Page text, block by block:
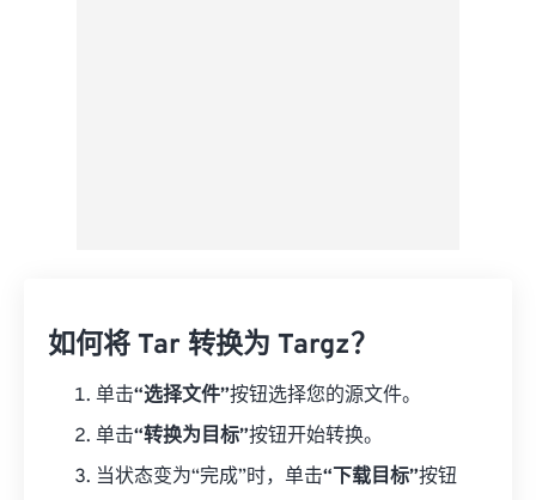
如何将 Tar 转换为 Targz？
单击“选择文件”按钮选择您的源文件。
单击“转换为目标”按钮开始转换。
当状态变为“完成”时，单击“下载目标”按钮